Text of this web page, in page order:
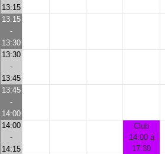
13:15
13:15
-
13:30
13:30
-
13:45
13:45
-
14:00
14:00
-
14:15
Club
14:00 à
17:30